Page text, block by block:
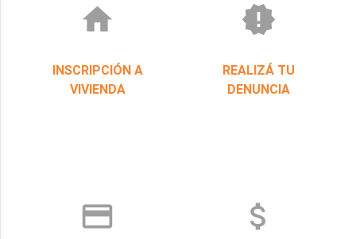
home
INSCRIPCIÓN A
VIVIENDA
new_releases
REALIZÁ TU
DENUNCIA
credit_card attach_money